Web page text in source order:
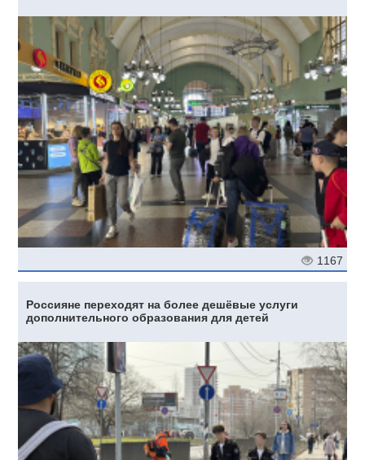
1167
Россияне переходят на более дешёвые услуги
дополнительного образования для детей